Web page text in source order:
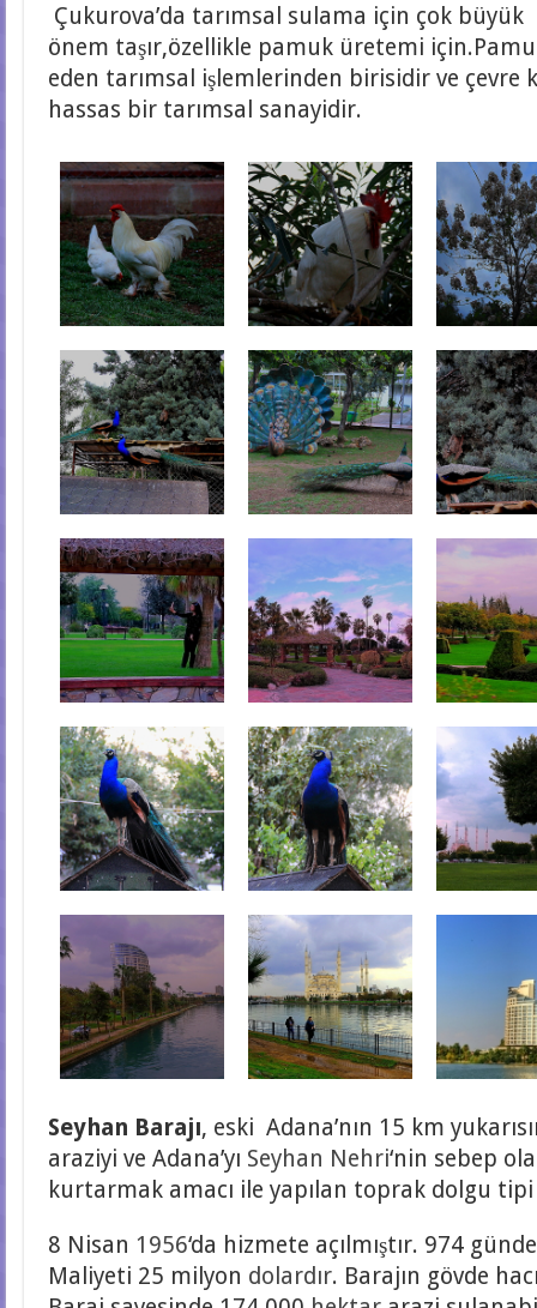
Çukurova’da tarımsal sulama için çok büyük
önem taşır,özellikle pamuk üretemi
eden tarımsal işlemlerinden birisidir ve çevre
hassas bir tarımsal sanayidir.
Seyhan Barajı, eski Adana’nın 15 km
araziyi ve Adana’yı Seyhan Nehri‘nin sebep
kurtarmak amacı ile yapılan toprak dolgu
8 Nisan 1956‘da hizmete açılmıştır. 974
Maliyeti 25 milyon dolardır. Barajın gövde